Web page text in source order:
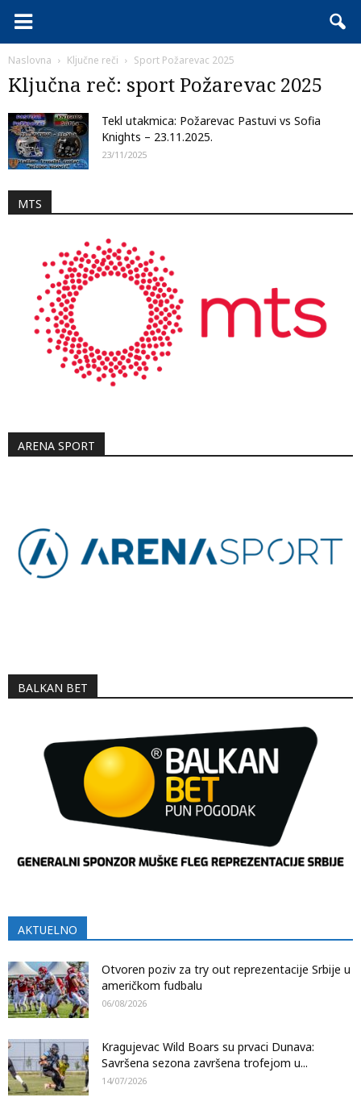
Naslovna Ključne reči Sport Požarevac 2025
Ključna reč: sport Požarevac 2025
Tekl utakmica: Požarevac Pastuvi vs Sofia
Knights – 23.11.2025.
23/11/2025
MTS
ARENA SPORT
BALKAN BET
AKTUELNO
Otvoren poziv za try out reprezentacije Srbije u
američkom fudbalu
06/08/2026
Kragujevac Wild Boars su prvaci Dunava:
Savršena sezona završena trofejom u...
14/07/2026